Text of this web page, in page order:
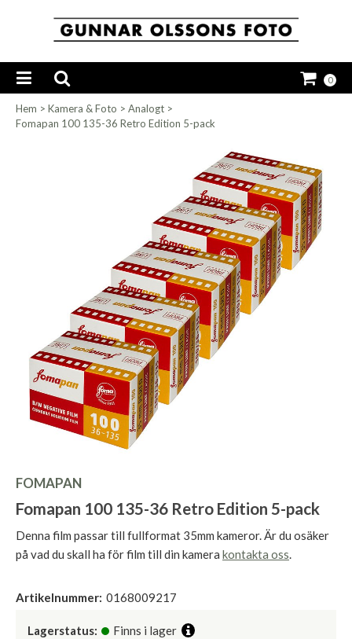
0
Hem > Kamera & Foto > Analogt >
Fomapan 100 135-36 Retro Edition 5-pack
FOMAPAN
Fomapan 100 135-36 Retro Edition 5-pack
Denna film passar till fullformat 35mm kameror. Är du osäker
på vad du skall ha för film till din kamera kontakta oss.
Artikelnummer: 0168009217
Lagerstatus: Finns i lager